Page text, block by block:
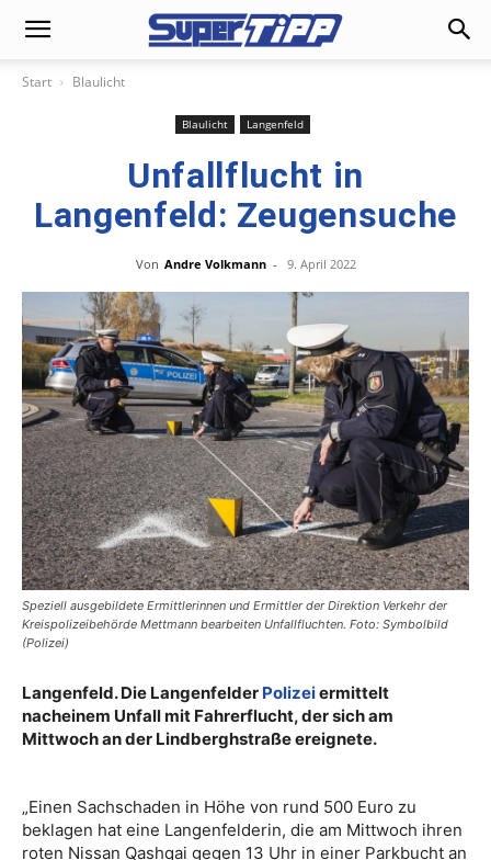
Start Blaulicht
Blaulicht Langenfeld
Unfallflucht in
Langenfeld: Zeugensuche
Von Andre Volkmann - 9. April 2022
Speziell ausgebildete Ermittlerinnen und Ermittler der Direktion Verkehr der
Kreispolizeibehörde Mettmann bearbeiten Unfallfluchten. Foto: Symbolbild
(Polizei)
Langenfeld. Die Langenfelder Polizeiermittelt
nacheinem Unfall mit Fahrerflucht, der sich am
Mittwoch an der Lindberghstraße ereignete.
„Einen Sachschaden in Höhe von rund 500 Euro zu
beklagen hat eine Langenfelderin, die am Mittwoch ihren
roten Nissan Qashqai gegen 13 Uhr in einer Parkbucht an